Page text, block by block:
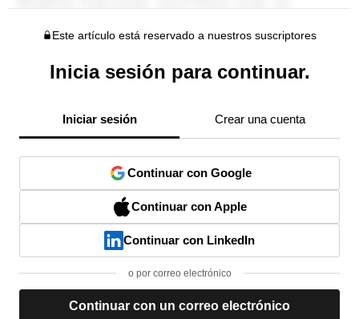
Este artículo está reservado a nuestros suscriptores
Inicia sesión para continuar.
Iniciar sesión Crear una cuenta
Continuar con Google
Continuar con Apple
Continuar con LinkedIn
o por correo electrónico
Continuar con un correo electrónico